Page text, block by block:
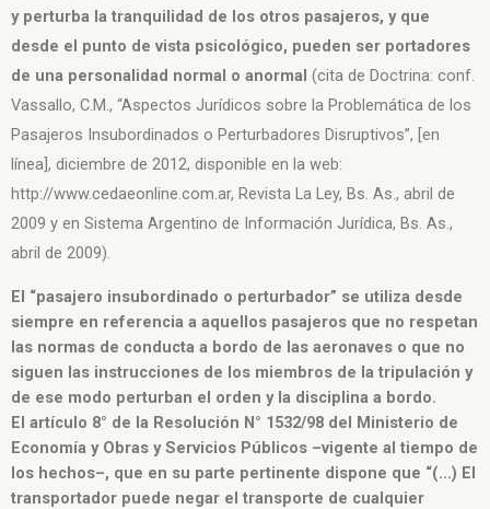
y perturba la tranquilidad de los otros pasajeros, y que
desde el punto de vista psicológico, pueden ser portadores
de una personalidad normal o anormal (cita de Doctrina: conf.
Vassallo, C.M., “Aspectos Jurídicos sobre la Problemática de los
Pasajeros Insubordinados o Perturbadores Disruptivos”, [en
línea], diciembre de 2012, disponible en la web:
http://www.cedaeonline.com.ar, Revista La Ley, Bs. As., abril de
2009 y en Sistema Argentino de Información Jurídica, Bs. As.,
abril de 2009).
El “pasajero insubordinado o perturbador” se utiliza desde
siempre en referencia a aquellos pasajeros que no respetan
las normas de conducta a bordo de las aeronaves o que no
siguen las instrucciones de los miembros de la tripulación y
de ese modo perturban el orden y la disciplina a bordo.
El artículo 8° de la Resolución N° 1532/98 del Ministerio de
Economía y Obras y Servicios Públicos –vigente al tiempo de
los hechos–, que en su parte pertinente dispone que “(…) El
transportador puede negar el transporte de cualquier